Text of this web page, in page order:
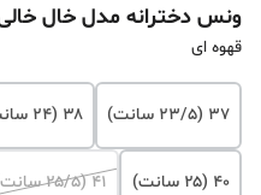
ونس دخترانه مدل خال
قهوه ای
۳۷ (۲۳/۵ سانت) ۳۸ (۲۴ سانت)
۴۰ (۲۵ سانت) ۴۱ (۲۵/۵ سانت)